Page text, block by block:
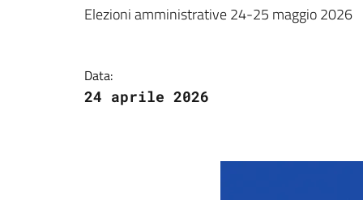
Dettagli della notizia
Elezioni amministrative 24-25 maggio 2026
Data:
24 aprile 2026